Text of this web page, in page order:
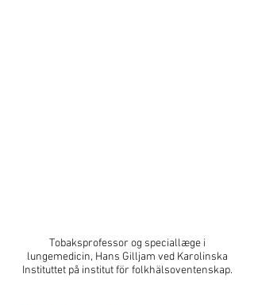
Tobaksprofessor og speciallæge i
lungemedicin, Hans Gilljam ved Karolinska
Instituttet på institut för folkhälsoventenskap.